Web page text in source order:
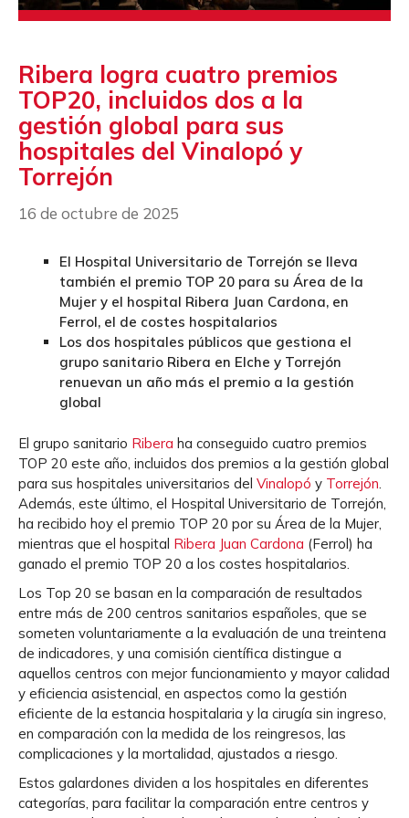
Ribera logra cuatro premios
TOP20, incluidos dos a la
gestión global para sus
hospitales del Vinalopó y
Torrejón
16 de octubre de 2025
El Hospital Universitario de Torrejón se lleva
también el premio TOP 20 para su Área de la
Mujer y el hospital Ribera Juan Cardona, en
Ferrol, el de costes hospitalarios
Los dos hospitales públicos que gestiona el
grupo sanitario Ribera en Elche y Torrejón
renuevan un año más el premio a la gestión
global
El grupo sanitario Ribera ha conseguido cuatro premios
TOP 20 este año, incluidos dos premios a la gestión global
para sus hospitales universitarios del Vinalopó y Torrejón.
Además, este último, el Hospital Universitario de Torrejón,
ha recibido hoy el premio TOP 20 por su Área de la Mujer,
mientras que el hospital Ribera Juan Cardona (Ferrol) ha
ganado el premio TOP 20 a los costes hospitalarios.
Los Top 20 se basan en la comparación de resultados
entre más de 200 centros sanitarios españoles, que se
someten voluntariamente a la evaluación de una treintena
de indicadores, y una comisión científica distingue a
aquellos centros con mejor funcionamiento y mayor calidad
y eficiencia asistencial, en aspectos como la gestión
eficiente de la estancia hospitalaria y la cirugía sin ingreso,
en comparación con la medida de los reingresos, las
complicaciones y la mortalidad, ajustados a riesgo.
Estos galardones dividen a los hospitales en diferentes
categorías, para facilitar la comparación entre centros y